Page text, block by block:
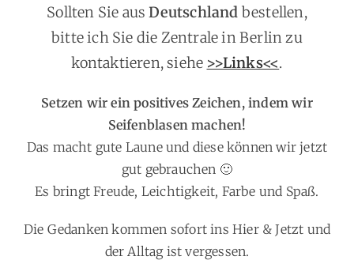
Sollten Sie ausDeutschland bestellen,
bitte ich Sie die Zentrale in Berlin zu
kontaktieren, siehe >>Links<<.
Setzen wir ein positives Zeichen, indem wir
Seifenblasen machen!
Das macht gute Laune und diese können wir jetzt
gut gebrauchen 🙂
Es bringt Freude, Leichtigkeit, Farbe und Spaß.
Die Gedanken kommen sofort ins Hier & Jetzt und
der Alltag ist vergessen.